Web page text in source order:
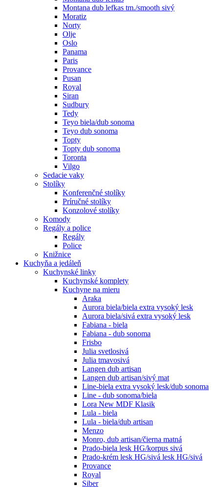
Montana dub lefkas tm./smooth sivý
Moratiz
Norty
Olje
Oslo
Panama
Paris
Provance
Pusan
Royal
Siran
Sudbury
Tedy
Teyo biela/dub sonoma
Teyo dub sonoma
Topty
Topty dub sonoma
Toronta
Vilgo
Sedacie vaky
Stolíky
Konferenčné stolíky
Príručné stolíky
Konzolové stolíky
Komody
Regály a police
Regály
Police
Knižnice
Kuchyňa a jedáleň
Kuchynské linky
Kuchynské komplety
Kuchyne na mieru
Araka
Aurora biela/biela extra vysoký lesk
Aurora biela/sivá extra vysoký lesk
Fabiana - biela
Fabiana - dub sonoma
Frisbo
Julia svetlosivá
Julia tmavosivá
Langen dub artisan
Langen dub artisan/sivý mat
Line-biela extra vysoký lesk/dub sonoma
Line - dub sonoma/biela
Lora New MDF Klasik
Lula - biela
Lula - biela/dub artisan
Menzo
Monro, dub artisan/čierna matná
Prado-biela lesk HG/korpus sivá
Prado-krém lesk HG/sivá lesk HG/sivá
Provance
Royal
Siber